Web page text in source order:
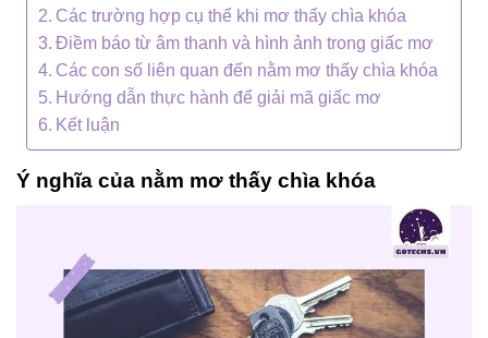
Các trường hợp cụ thể khi mơ thấy chìa khóa
Điềm báo từ âm thanh và hình ảnh trong giấc mơ
Các con số liên quan đến nằm mơ thấy chìa khóa
Hướng dẫn thực hành để giải mã giấc mơ
Kết luận
Ý nghĩa của nằm mơ thấy chìa khóa